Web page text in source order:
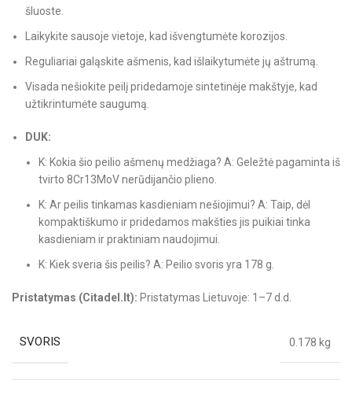
šluoste.
Laikykite sausoje vietoje, kad išvengtumėte korozijos.
Reguliariai galąskite ašmenis, kad išlaikytumėte jų aštrumą.
Visada nešiokite peilį pridedamoje sintetinėje makštyje, kad
užtikrintumėte saugumą.
DUK:
K: Kokia šio peilio ašmenų medžiaga? A: Geležtė pagaminta iš
tvirto 8Cr13MoV nerūdijančio plieno.
K: Ar peilis tinkamas kasdieniam nešiojimui? A: Taip, dėl
kompaktiškumo ir pridedamos makšties jis puikiai tinka
kasdieniam ir praktiniam naudojimui.
K: Kiek sveria šis peilis? A: Peilio svoris yra 178 g.
Pristatymas (Citadel.lt): Pristatymas Lietuvoje: 1–7 d.d.
SVORIS 0.178 kg